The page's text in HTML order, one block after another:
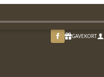
GAVEKORT